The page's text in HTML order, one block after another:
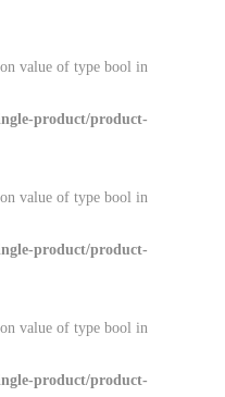
value of type bool in
product/product-
value of type bool in
product/product-
value of type bool in
product/product-